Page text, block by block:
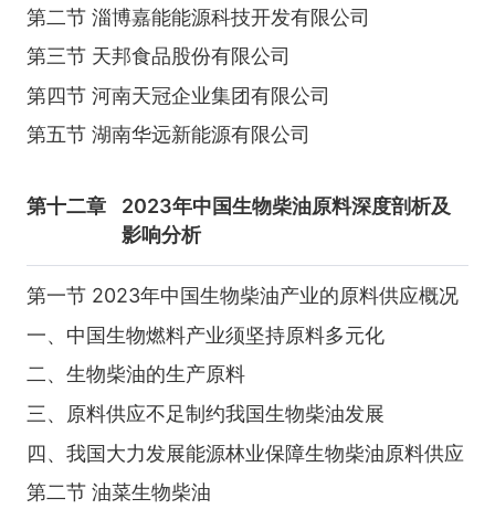
第二节 淄博嘉能能源科技开发有限公司
第三节 天邦食品股份有限公司
第四节 河南天冠企业集团有限公司
第五节 湖南华远新能源有限公司
第十二章
2023年中国生物柴油原料深度剖析及
影响分析
第一节 2023年中国生物柴油产业的原料供应概况
一、中国生物燃料产业须坚持原料多元化
二、生物柴油的生产原料
三、原料供应不足制约我国生物柴油发展
四、我国大力发展能源林业保障生物柴油原料供应
第二节 油菜生物柴油